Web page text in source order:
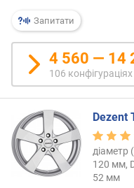
Запитати
4 560 — 14
106 конфігураціях
Dezent
діаметр
120 мм,
52 мм